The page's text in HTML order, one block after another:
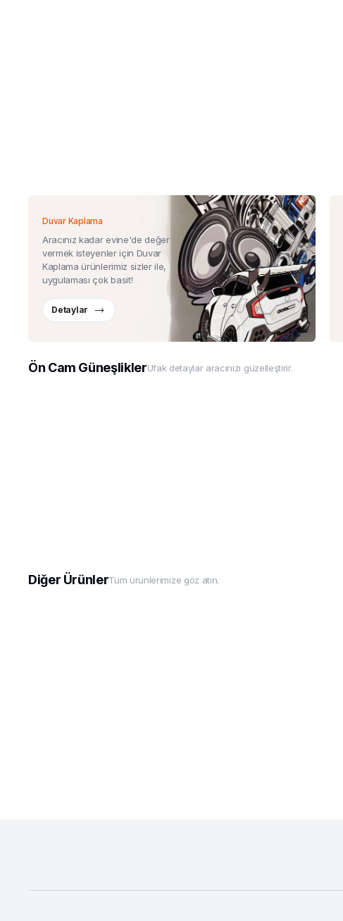
Duvar Kaplama
Aracınız kadar evine'de değer
vermek isteyenler için Duvar
Kaplama ürünlerimiz sizler ile,
uygulaması çok basit!
Detaylar
Ön Cam GüneşliklerUfak detaylar aracınızı güzelleştirir.
Diğer ÜrünlerTüm ürünlerimize göz atın.